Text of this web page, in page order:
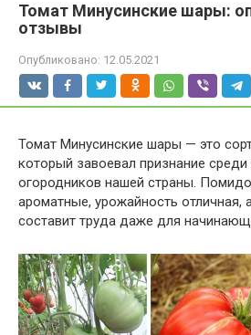
Томат Минусинские шары:
отзывы
Опубликовано: 12.05.2021
Томат Минусинские шары — это
который завоевал признание
огородников нашей страны.
ароматные, урожайность отличная,
составит труда даже для